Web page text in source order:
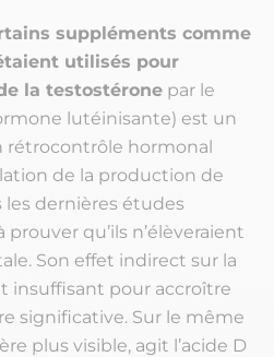
suppléments comme
utilisés pour
la testostérone par le
lutéinisante) est un
rétrocontrôle hormonal
de la production de
dernières études
qu’ils n’élèveraient
Son effet indirect sur la
insuffisant pour accroître
significative. Sur le même
plus visible, agit l’acide D